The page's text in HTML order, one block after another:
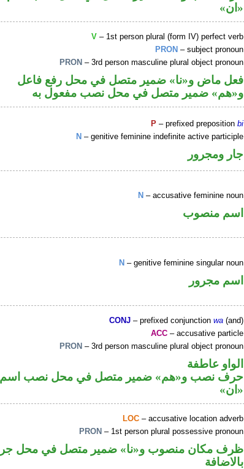
«ان»
V – 1st person plural (form IV) perfect verb
PRON – subject pronoun
PRON – 3rd person masculine plural object pronoun
فعل ماض و«نا» ضمير متصل في محل رفع فاعل
و«هم» ضمير متصل في محل نصب مفعول به
P – prefixed prepositionbi
N – genitive feminine indefinite active participle
جار ومجرور
N – accusative feminine noun
اسم منصوب
N – genitive feminine singular noun
اسم مجرور
CONJ – prefixed conjunctionwa (and)
ACC – accusative particle
PRON – 3rd person masculine plural object pronoun
الواو عاطفة
حرف نصب و«هم» ضمير متصل في محل نصب اسم
«ان»
LOC – accusative location adverb
PRON – 1st person plural possessive pronoun
ظرف مكان منصوب و«نا» ضمير متصل في محل جر
بالاضافة